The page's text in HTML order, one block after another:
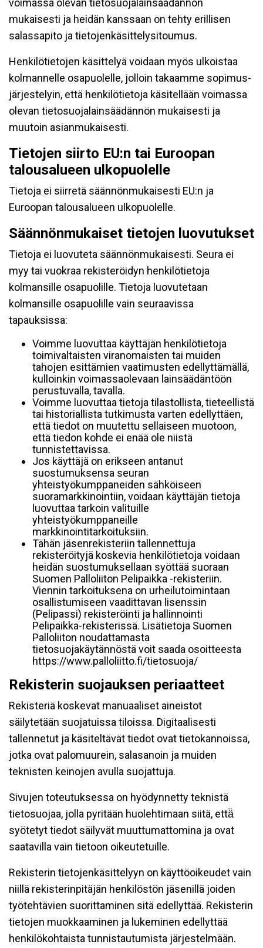
voimassa olevan tietosuojalainsäädännön
mukaisesti ja heidän kanssaan on tehty erillisen
salassapito ja tietojenkäsittelysitoumus.
Henkilötietojen käsittelyä voidaan myös ulkoistaa
kolmannelle osapuolelle, jolloin takaamme sopimus-
järjestelyin, että henkilötietoja käsitellään voimassa
olevan tietosuojalainsäädännön mukaisesti ja
muutoin asianmukaisesti.
Tietojen siirto EU:n tai Euroopan
talousalueen ulkopuolelle
Tietoja ei siirretä säännönmukaisesti EU:n ja
Euroopan talousalueen ulkopuolelle.
Säännönmukaiset tietojen luovutukset
Tietoja ei luovuteta säännönmukaisesti. Seura ei
myy tai vuokraa rekisteröidyn henkilötietoja
kolmansille osapuolille. Tietoja luovutetaan
kolmansille osapuolille vain seuraavissa
tapauksissa:
Voimme luovuttaa käyttäjän henkilötietoja
toimivaltaisten viranomaisten tai muiden
tahojen esittämien vaatimusten edellyttämällä,
kulloinkin voimassaolevaan lainsäädäntöön
perustuvalla, tavalla.
Voimme luovuttaa tietoja tilastollista, tieteellistä
tai historiallista tutkimusta varten edellyttäen,
että tiedot on muutettu sellaiseen muotoon,
että tiedon kohde ei enää ole niistä
tunnistettavissa.
Jos käyttäjä on erikseen antanut
suostumuksensa seuran
yhteistyökumppaneiden sähköiseen
suoramarkkinointiin, voidaan käyttäjän tietoja
luovuttaa tarkoin valituille
yhteistyökumppaneille
markkinointitarkoituksiin.
Tähän jäsenrekisteriin tallennettuja
rekisteröityjä koskevia henkilötietoja voidaan
heidän suostumuksellaan syöttää suoraan
Suomen Palloliiton Pelipaikka -rekisteriin.
Viennin tarkoituksena on urheilutoimintaan
osallistumiseen vaadittavan lisenssin
(Pelipassi) rekisteröinti ja hallinnointi
Pelipaikka-rekisterissä. Lisätietoja Suomen
Palloliiton noudattamasta
tietosuojakäytännöstä voit saada osoitteesta
https://www.palloliitto.fi/tietosuoja/
Rekisterin suojauksen periaatteet
Rekisteriä koskevat manuaaliset aineistot
säilytetään suojatuissa tiloissa. Digitaalisesti
tallennetut ja käsiteltävät tiedot ovat tietokannoissa,
jotka ovat palomuurein, salasanoin ja muiden
teknisten keinojen avulla suojattuja.
Sivujen toteutuksessa on hyödynnetty teknistä
tietosuojaa, jolla pyritään huolehtimaan siitä, että̈
syötetyt tiedot säilyvät muuttumattomina ja ovat
saatavilla vain tietoon oikeutetuille.
Rekisterin tietojenkäsittelyyn on käyttöoikeudet vain
niillä rekisterinpitäjän henkilöstön jäsenillä joiden
työtehtävien suorittaminen sitä edellyttää. Rekisterin
tietojen muokkaaminen ja lukeminen edellyttää
henkilökohtaista tunnistautumista järjestelmään.